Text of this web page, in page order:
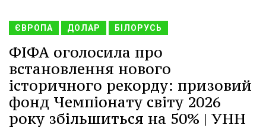
ЄВРОПА ДОЛАР БІЛОРУСЬ
ФІФА оголосила про
встановлення нового
історичного рекорду: призовий
фонд Чемпіонату світу 2026
року збільшиться на 50% | УНН